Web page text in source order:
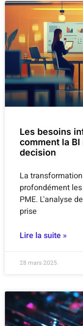
Les besoins
comment la
decision
La
profondément
PME. L'analyse
prise
Lire la suite »
28 mars 2025